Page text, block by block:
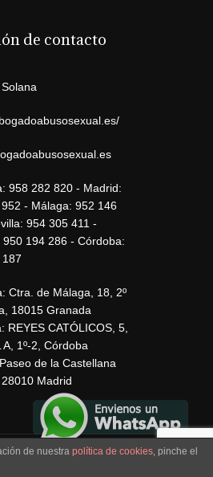
de contacto
958 282 820 - Madrid:
- Málaga: 952 146
954 305 411 -
194 286 - Córdoba:
Ctra. de Málaga, 18, 2º
18015 Granada
REYES CATÓLICOS, 5,
A, 1º-2, Córdoba
de la Castellana
28010 Madrid
de nuestra política de cookies, pinche el